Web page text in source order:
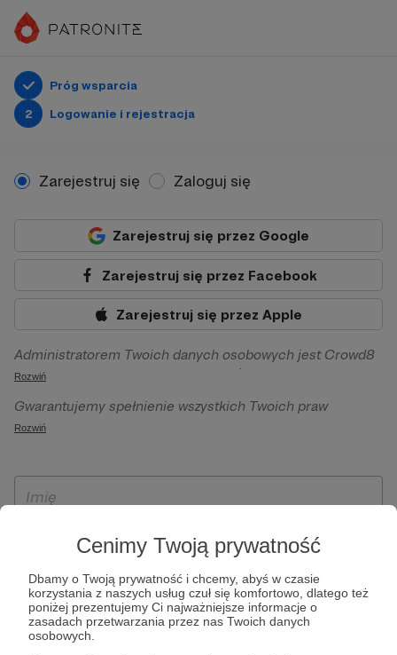
Cenimy Twoją prywatność
Dbamy o Twoją prywatność i chcemy, abyś w czasie
korzystania z naszych usług czuł się komfortowo, dlatego też
poniżej prezentujemy Ci najważniejsze informacje o
zasadach przetwarzania przez nas Twoich danych
osobowych.
Próg wsparcia
2
Logowanie i rejestracja
Zarejestruj się Zaloguj się
Zarejestruj się przez Google
Zarejestruj się przez Facebook
Zarejestruj się przez Apple
Administratorem Twoich danych osobowych jest Crowd8
sp. z o.o. z siedziba w Warszawie, ul. Żwirki i Wigury 16, 02-
092 Warszawa. Twoje dane osobowe będą przetwarzane w
szczególności w celu wykonania umowy zawartej z Tobą, w
Patronite.pl, w tym możliwości dokonywania oraz
otrzymywania wsparcia na naszej platformie oraz
Rozwiń
Gwarantujemy spełnienie wszystkich Twoich praw
wynikających z ogólnego rozporządzenia o ochronie
ich przenoszenia, niepodlegania zautomatyzowanemu
wyrażenia sprzeciwu wobec przetwarzania Twoich danych
osobowych. Rejestracja dla osób niepełnoletnich możliwa
jest po przekazaniu podpisanego formularza "Zgodna na
założenie konta przez osobę niepełnoletnią", formularz
dostępny jest na stronie regulaminu Patronite.pl.
Rozwiń